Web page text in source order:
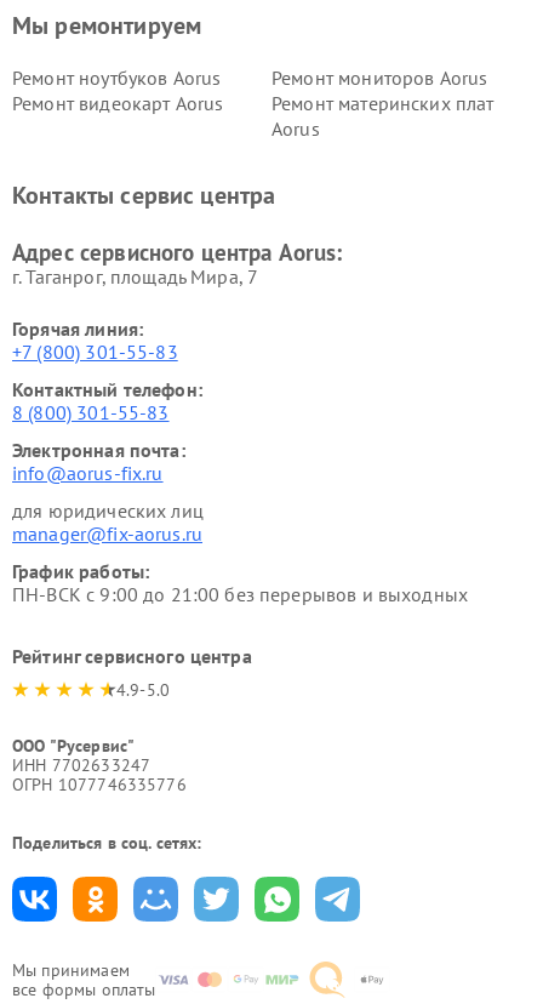
Мы принимаем
все формы оплаты
Мы ремонтируем
Ремонт ноутбуков Aorus
Ремонт мониторов Aorus
Ремонт видеокарт Aorus
Ремонт материнских плат
Aorus
Контакты сервис центра
Адрес сервисного центра Aorus:
г. Таганрог, площадь Мира, 7
Горячая линия:
+7 (800) 301-55-83
Контактный телефон:
8 (800) 301-55-83
Электронная почта:
info@aorus-fix.ru
для юридических лиц
manager@fix-aorus.ru
График работы:
ПН-ВСК с 9:00 до 21:00 без перерывов и выходных
Рейтинг сервисного центра
4.9-5.0
ООО "Русервис"
ИНН 7702633247
ОГРН 1077746335776
Поделиться в соц. сетях: